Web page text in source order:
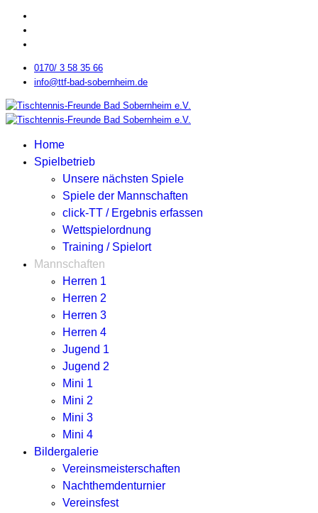
0170/ 3 58 35 66
info@ttf-bad-sobernheim.de
Home
Spielbetrieb
Unsere nächsten Spiele
Spiele der Mannschaften
click-TT / Ergebnis erfassen
Wettspielordnung
Training / Spielort
Mannschaften
Herren 1
Herren 2
Herren 3
Herren 4
Jugend 1
Jugend 2
Mini 1
Mini 2
Mini 3
Mini 4
Bildergalerie
Vereinsmeisterschaften
Nachthemdenturnier
Vereinsfest